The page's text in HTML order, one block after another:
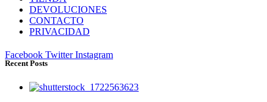
DEVOLUCIONES
CONTACTO
PRIVACIDAD
Facebook Twitter Instagram
Recent Posts